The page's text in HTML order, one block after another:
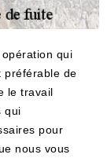
qui
préférable de
le travail
qui
pour
nous vous